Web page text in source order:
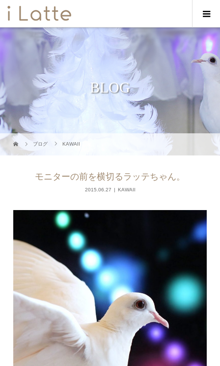
BLOG
ブログ KAWAII
モニターの前を横切るラッテちゃん。
2015.06.27 KAWAII